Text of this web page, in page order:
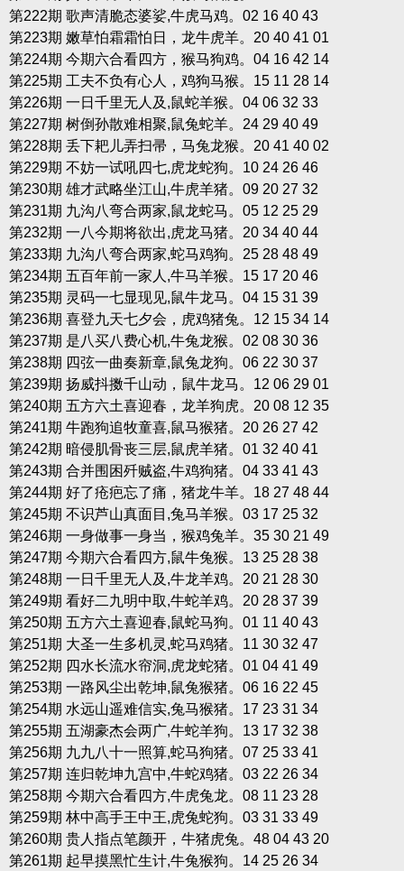
第222期 歌声清脆态婆娑,牛虎马鸡。02 16 40 43
第223期 嫩草怕霜霜怕日，龙牛虎羊。20 40 41 01
第224期 今期六合看四方，猴马狗鸡。04 16 42 14
第225期 工夫不负有心人，鸡狗马猴。15 11 28 14
第226期 一日千里无人及,鼠蛇羊猴。04 06 32 33
第227期 树倒孙散难相聚,鼠兔蛇羊。24 29 40 49
第228期 丢下耙儿弄扫帚，马兔龙猴。20 41 40 02
第229期 不妨一试吼四七,虎龙蛇狗。10 24 26 46
第230期 雄才武略坐江山,牛虎羊猪。09 20 27 32
第231期 九沟八弯合两家,鼠龙蛇马。05 12 25 29
第232期 一八今期将欲出,虎龙马猪。20 34 40 44
第233期 九沟八弯合两家,蛇马鸡狗。25 28 48 49
第234期 五百年前一家人,牛马羊猴。15 17 20 46
第235期 灵码一七显现见,鼠牛龙马。04 15 31 39
第236期 喜登九天七夕会，虎鸡猪兔。12 15 34 14
第237期 是八买八费心机,牛兔龙猴。02 08 30 36
第238期 四弦一曲奏新章,鼠兔龙狗。06 22 30 37
第239期 扬威抖擞千山动，鼠牛龙马。12 06 29 01
第240期 五方六土喜迎春，龙羊狗虎。20 08 12 35
第241期 牛跑狗追牧童喜,鼠马猴猪。20 26 27 42
第242期 暗侵肌骨丧三层,鼠虎羊猪。01 32 40 41
第243期 合并围困歼贼盗,牛鸡狗猪。04 33 41 43
第244期 好了疮疤忘了痛，猪龙牛羊。18 27 48 44
第245期 不识芦山真面目,兔马羊猴。03 17 25 32
第246期 一身做事一身当，猴鸡兔羊。35 30 21 49
第247期 今期六合看四方,鼠牛兔猴。13 25 28 38
第248期 一日千里无人及,牛龙羊鸡。20 21 28 30
第249期 看好二九明中取,牛蛇羊鸡。20 28 37 39
第250期 五方六土喜迎春,鼠蛇马狗。01 11 40 43
第251期 大圣一生多机灵,蛇马鸡猪。11 30 32 47
第252期 四水长流水帘洞,虎龙蛇猪。01 04 41 49
第253期 一路风尘出乾坤,鼠兔猴猪。06 16 22 45
第254期 水远山遥难信实,兔马猴猪。17 23 31 34
第255期 五湖豪杰会两广,牛蛇羊狗。13 17 32 38
第256期 九九八十一照算,蛇马狗猪。07 25 33 41
第257期 连归乾坤九宫中,牛蛇鸡猪。03 22 26 34
第258期 今期六合看四方,牛虎兔龙。08 11 23 28
第259期 林中高手王中王,虎兔蛇狗。03 31 33 49
第260期 贵人指点笔颜开，牛猪虎兔。48 04 43 20
第261期 起早摸黑忙生计,牛兔猴狗。14 25 26 34